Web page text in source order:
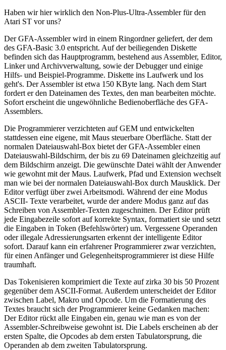
Haben wir hier wirklich den Non-Plus-Ultra-Assembler für den
Atari ST vor uns?
Der GFA-Assembler wird in einem Ringordner geliefert, der dem
des GFA-Basic 3.0 entspricht. Auf der beiliegenden Diskette
befinden sich das Hauptprogramm, bestehend aus Assembler, Editor,
Linker und Archivverwaltung, sowie der Debugger und einige
Hilfs- und Beispiel-Programme. Diskette ins Laufwerk und los
geht's. Der Assembler ist etwa 150 KByte lang. Nach dem Start
fordert er den Dateinamen des Textes, den man bearbeiten möchte.
Sofort erscheint die ungewöhnliche Bedienoberfläche des GFA-
Assemblers.
Die Programmierer verzichteten auf GEM und entwickelten
stattdessen eine eigene, mit Maus steuerbare Oberfläche. Statt der
normalen Dateiauswahl-Box bietet der GFA-Assembler einen
Dateiauswahl-Bildschirm, der bis zu 69 Dateinamen gleichzeitig auf
dem Bildschirm anzeigt. Die gewünschte Datei wählt der Anwender
wie gewohnt mit der Maus. Laufwerk, Pfad und Extension wechselt
man wie bei der normalen Dateiauswahl-Box durch Mausklick. Der
Editor verfügt über zwei Arbeitsmodi. Während der eine Modus
ASCII- Texte verarbeitet, wurde der andere Modus ganz auf das
Schreiben von Assembler-Texten zugeschnitten. Der Editor prüft
jede Eingabezeile sofort auf korrekte Syntax, formatiert sie und setzt
die Eingaben in Token (Befehlswörter) um. Vergessene Operanden
oder illegale Adressierungsarten erkennt der intelligente Editor
sofort. Darauf kann ein erfahrener Programmierer zwar verzichten,
für einen Anfänger und Gelegenheitsprogrammierer ist diese Hilfe
traumhaft.
Das Tokenisieren komprimiert die Texte auf zirka 30 bis 50 Prozent
gegenüber dem ASCII-Format. Außerdem unterscheidet der Editor
zwischen Label, Makro und Opcode. Um die Formatierung des
Textes braucht sich der Programmierer keine Gedanken machen:
Der Editor rückt alle Eingaben ein, genau wie man es von der
Assembler-Schreibweise gewohnt ist. Die Labels erscheinen ab der
ersten Spalte, die Opcodes ab dem ersten Tabulatorsprung, die
Operanden ab dem zweiten Tabulatorsprung.